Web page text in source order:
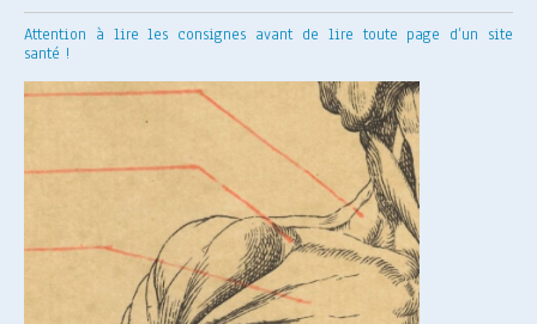
Attention à lire les consignes avant de lire toute page d’un site
santé !